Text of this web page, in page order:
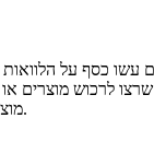
עשו כסף על הלוואות
לרכוש מוצרים
מוצרים באשראי, ובכלל זה גם בחובות פרט כבדים.